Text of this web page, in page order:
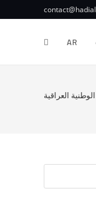
AR
العراقية